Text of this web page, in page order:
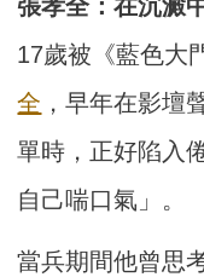
張孝全：在沉澱
17歲被《藍色大
全 ，早年在影壇
單時，正好陷入
自己喘口氣」。
當兵期間他曾思